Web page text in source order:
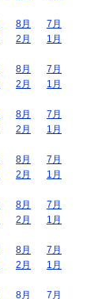
8月
7月
2月
1月
8月
7月
2月
1月
8月
7月
2月
1月
8月
7月
2月
1月
8月
7月
2月
1月
8月
7月
2月
1月
8月 7月